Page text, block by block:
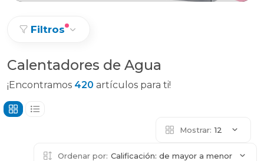
Filtros
Calentadores de Agua
¡Encontramos 420 artículos para ti!
Mostrar: 12
Ordenar por: Calificación: de mayor a menor